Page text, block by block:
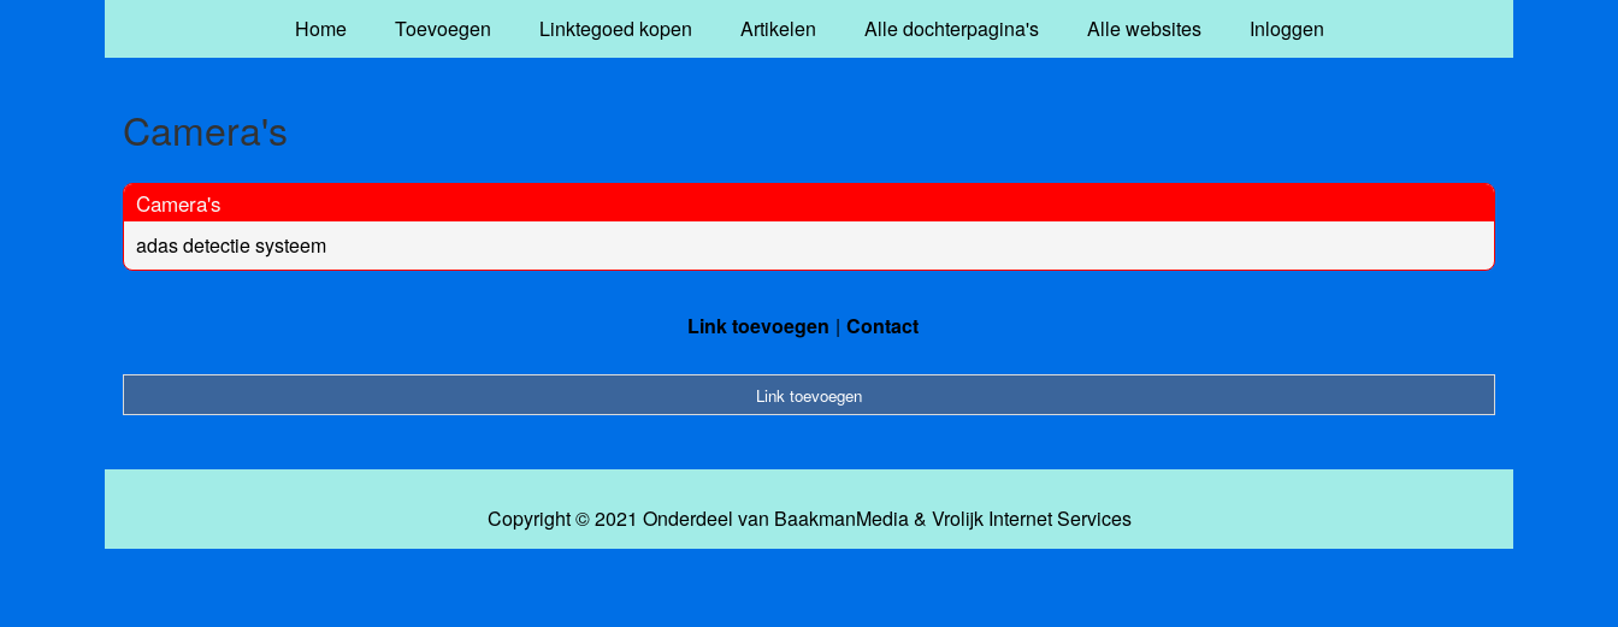
Home Toevoegen Linktegoed kopen Artikelen Alle dochterpagina's Alle websites Inloggen
Camera's
Camera's
adas detectie systeem
Link toevoegen Contact
Link toevoegen
Copyright © 2021 Onderdeel van BaakmanMedia& Vrolijk Internet Services